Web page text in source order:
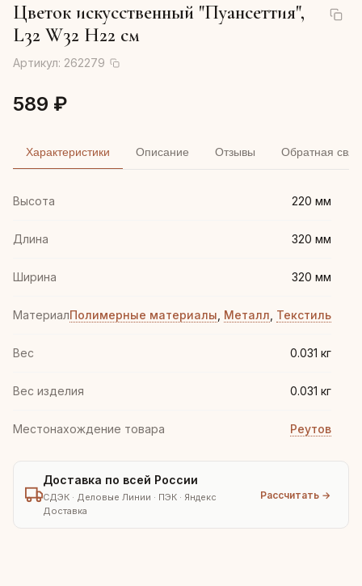
Цветок искусственный "Пуансеттия",
L32 W32 H22 см
Артикул: 262279
589 ₽
Характеристики Описание Отзывы Обратная
Высота 220 мм
Длина 320 мм
Ширина 320 мм
МатериалПолимерные материалы Металл Текстиль
Вес 0.031 кг
Вес изделия 0.031 кг
Местонахождение товара Реутов
Доставка по всей России
СДЭК · Деловые Линии · ПЭК · Яндекс
Доставка
Рассчитать →